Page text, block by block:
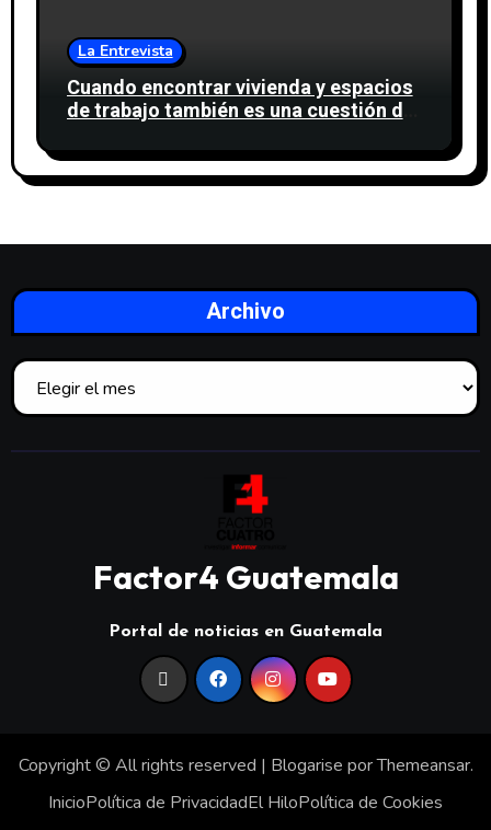
La Entrevista
Cuando encontrar vivienda y espacios
de trabajo también es una cuestión de
Archivo
Factor4 Guatemala
Portal de noticias en Guatemala
Copyright © All rights reserved | Blogarise porThemeansar.
InicioPolítica de PrivacidadEl HiloPolítica de Cookies